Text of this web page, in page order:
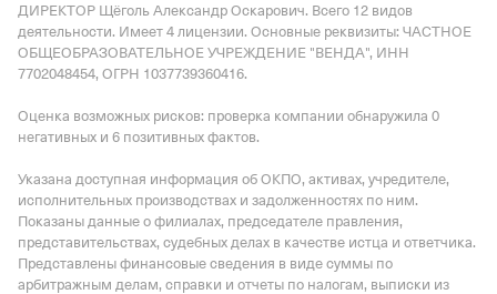
ДИРЕКТОР Щёголь Александр Оскарович. Всего 12 видов
деятельности. Имеет 4 лицензии. Основные реквизиты: ЧАСТНОЕ
ОБЩЕОБРАЗОВАТЕЛЬНОЕ УЧРЕЖДЕНИЕ "ВЕНДА", ИНН
7702048454, ОГРН 1037739360416.
Оценка возможных рисков: проверка компании обнаружила 0
негативных и 6 позитивных фактов.
Указана доступная информация об ОКПО, активах, учредителе,
исполнительных производствах и задолженностях по ним.
Показаны данные о филиалах, председателе правления,
представительствах, судебных делах в качестве истца и ответчика.
Представлены финансовые сведения в виде суммы по
арбитражным делам, справки и отчеты по налогам, выписки из